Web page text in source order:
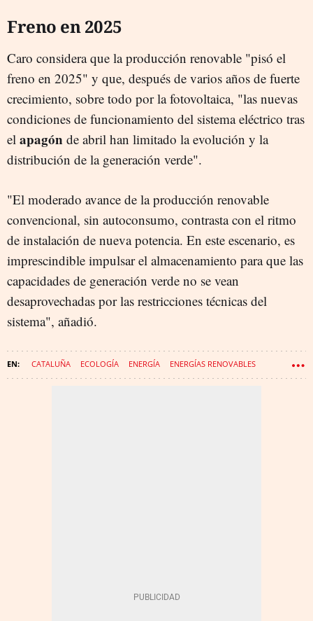
Freno en 2025
Caro considera que la producción renovable "pisó el
freno en 2025" y que, después de varios años de fuerte
crecimiento, sobre todo por la fotovoltaica, "las nuevas
condiciones de funcionamiento del sistema eléctrico tras
el apagón de abril han limitado la evolución y la
distribución de la generación verde".
"El moderado avance de la producción renovable
convencional, sin autoconsumo, contrasta con el ritmo
de instalación de nueva potencia. En este escenario, es
imprescindible impulsar el almacenamiento para que las
capacidades de generación verde no se vean
desaprovechadas por las restricciones técnicas del
sistema", añadió.
CATALUÑA ECOLOGÍA ENERGÍA ENERGÍAS RENOVABLES